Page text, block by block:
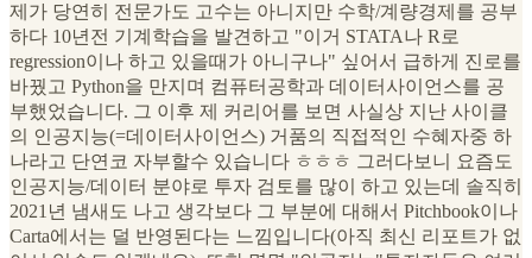
제가 당연히 전문가도 고수는 아니지만 수학/계량경제를 공부
하다 10년전 기계학습을 발견하고 "이거 STATA나 R로
regression이나 하고 있을때가 아니구나" 싶어서 급하게 진로를
바꿨고 Python을 만지며 컴퓨터공학과 데이터사이언스를 공
부했었습니다. 그 이후 제 커리어를 보면 사실상 지난 사이클
의 인공지능(=데이터사이언스) 거품의 직접적인 수혜자중 하
나라고 단연코 자부할수 있습니다 ㅎㅎㅎ 그러다보니 요즘도
인공지능/데이터 분야로 투자 검토를 많이 하고 있는데 솔직히
2021년 냄새도 나고 생각보다 그 부분에 대해서 Pitchbook이나
Carta에서는 덜 반영된다는 느낌입니다(아직 최신 리포트가 없